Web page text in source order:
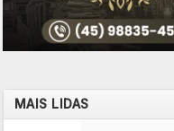
MAIS LIDAS